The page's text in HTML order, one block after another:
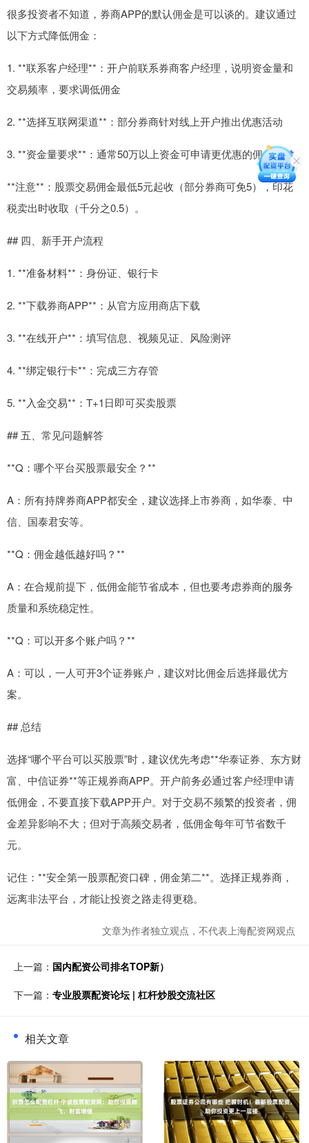
很多投资者不知道，券商APP的默认佣金是可以谈的。建议通过
以下方式降低佣金：
1. **联系客户经理**：开户前联系券商客户经理，说明资金量和
交易频率，要求调低佣金
2. **选择互联网渠道**：部分券商针对线上开户推出优惠活动
3. **资金量要求**：通常50万以上资金可申请更优惠的佣金
**注意**：股票交易佣金最低5元起收（部分券商可免5），印花
税卖出时收取（千分之0.5）。
## 四、新手开户流程
1. **准备材料**：身份证、银行卡
2. **下载券商APP**：从官方应用商店下载
3. **在线开户**：填写信息、视频见证、风险测评
4. **绑定银行卡**：完成三方存管
5. **入金交易**：T+1日即可买卖股票
## 五、常见问题解答
**Q：哪个平台买股票最安全？**
A：所有持牌券商APP都安全，建议选择上市券商，如华泰、中
信、国泰君安等。
**Q：佣金越低越好吗？**
A：在合规前提下，低佣金能节省成本，但也要考虑券商的服务
质量和系统稳定性。
**Q：可以开多个账户吗？**
A：可以，一人可开3个证券账户，建议对比佣金后选择最优方
案。
## 总结
选择“哪个平台可以买股票”时，建议优先考虑**华泰证券、东方财
富、中信证券**等正规券商APP。开户前务必通过客户经理申请
低佣金，不要直接下载APP开户。对于交易不频繁的投资者，佣
金差异影响不大；但对于高频交易者，低佣金每年可节省数千
元。
记住：**安全第一股票配资口碑，佣金第二**。选择正规券商，
远离非法平台，才能让投资之路走得更稳。
文章为作者独立观点，不代表上海配资网观点
上一篇： 国内配资公司排名TOP新）
下一篇： 专业股票配资论坛 | 杠杆炒股交流社区
相关文章